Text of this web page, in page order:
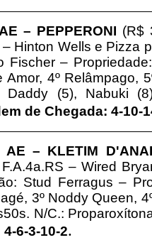
– PEPPERONI (R$
Hinton Wells e Pizza
Fischer –
4º Relâmpago,
Daddy (5), Nabuki
de Chegada: 4-10-
AE – KLETIM
– Wired
Stud Ferragus –
3º Noddy Queen,
N/C.:
6-3-10-2.